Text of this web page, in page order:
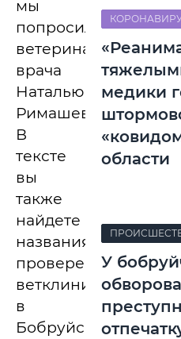
мы
попросили
ветеринарного
врача
Наталью
Римашевскую.
В
тексте
вы
также
найдете
названия
проверенных
ветклиник
в
Бобруйске,
медики
области
У